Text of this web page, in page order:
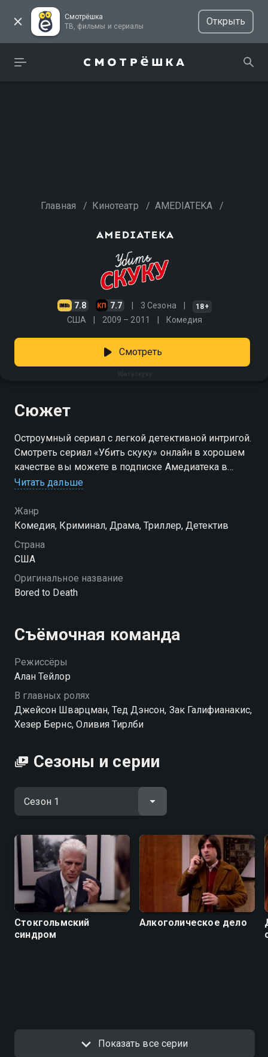
Смотрёшка
ТВ, фильмы и сериалы
Открыть
Главная / Кинотеатр / AMEDIATEKA /
7.8 7.7 3 Сезона 18+
США 2009 – 2011 Комедия
Убить скуку
Смотреть
Сюжет
Остроумный сериал с легкой детективной интригой.
Смотреть сериал «Убить скуку» онлайн в хорошем
качестве вы можете в подписке Амедиатека в
Смотрёшке.
Читать дальше
Жанр
Комедия, Криминал, Драма, Триллер, Детектив
Страна
США
Оригинальное название
Bored to Death
Съёмочная команда
Режиссёры
Алан Тейлор
В главных ролях
Джейсон Шварцман, Тед Дэнсон, Зак Галифианакис,
Хезер Бернс, Оливия Тирлби
Сезоны и серии
Стокгольмский
синдром
Алкоголическое дело
Показать все серии